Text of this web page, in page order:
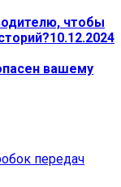
чтобы
10.12.2024
вашему
передач